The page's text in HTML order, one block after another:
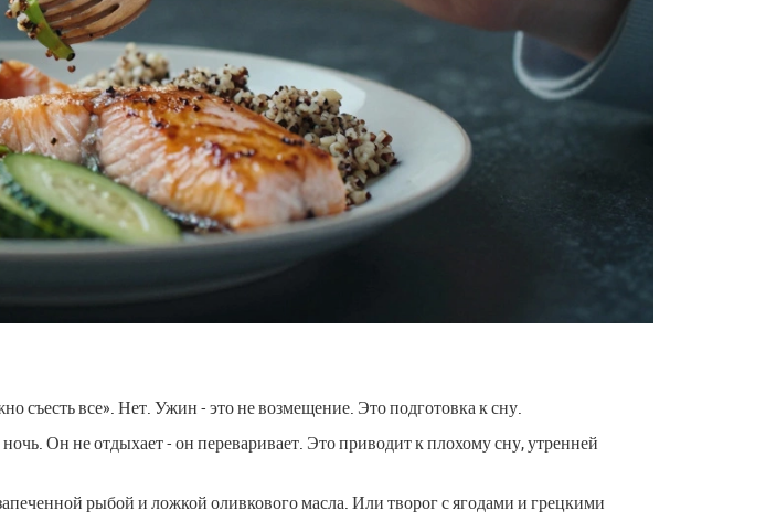
съесть все». Нет. Ужин - это не возмещение. Это подготовка к сну.
Он не отдыхает - он переваривает. Это приводит к плохому сну, утренней
рыбой и ложкой оливкового масла. Или творог с ягодами и грецкими